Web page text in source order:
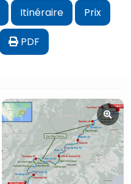
Itinéraire Prix
PDF